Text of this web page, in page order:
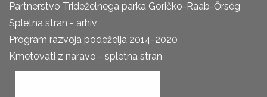
Partnerstvo Trideželnega parka Goričko-Raab-Őrség
Spletna stran - arhiv
Program razvoja podeželja 2014-2020
Kmetovati z naravo - spletna stran